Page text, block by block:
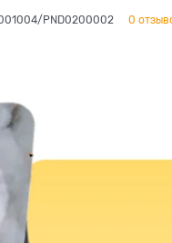
PND0200002 0